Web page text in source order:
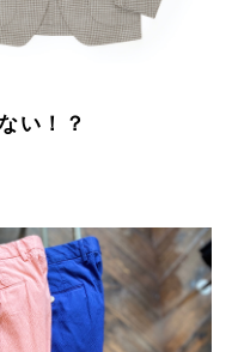
い！？